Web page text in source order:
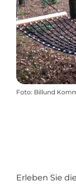
Foto: Billund
Erleben Sie